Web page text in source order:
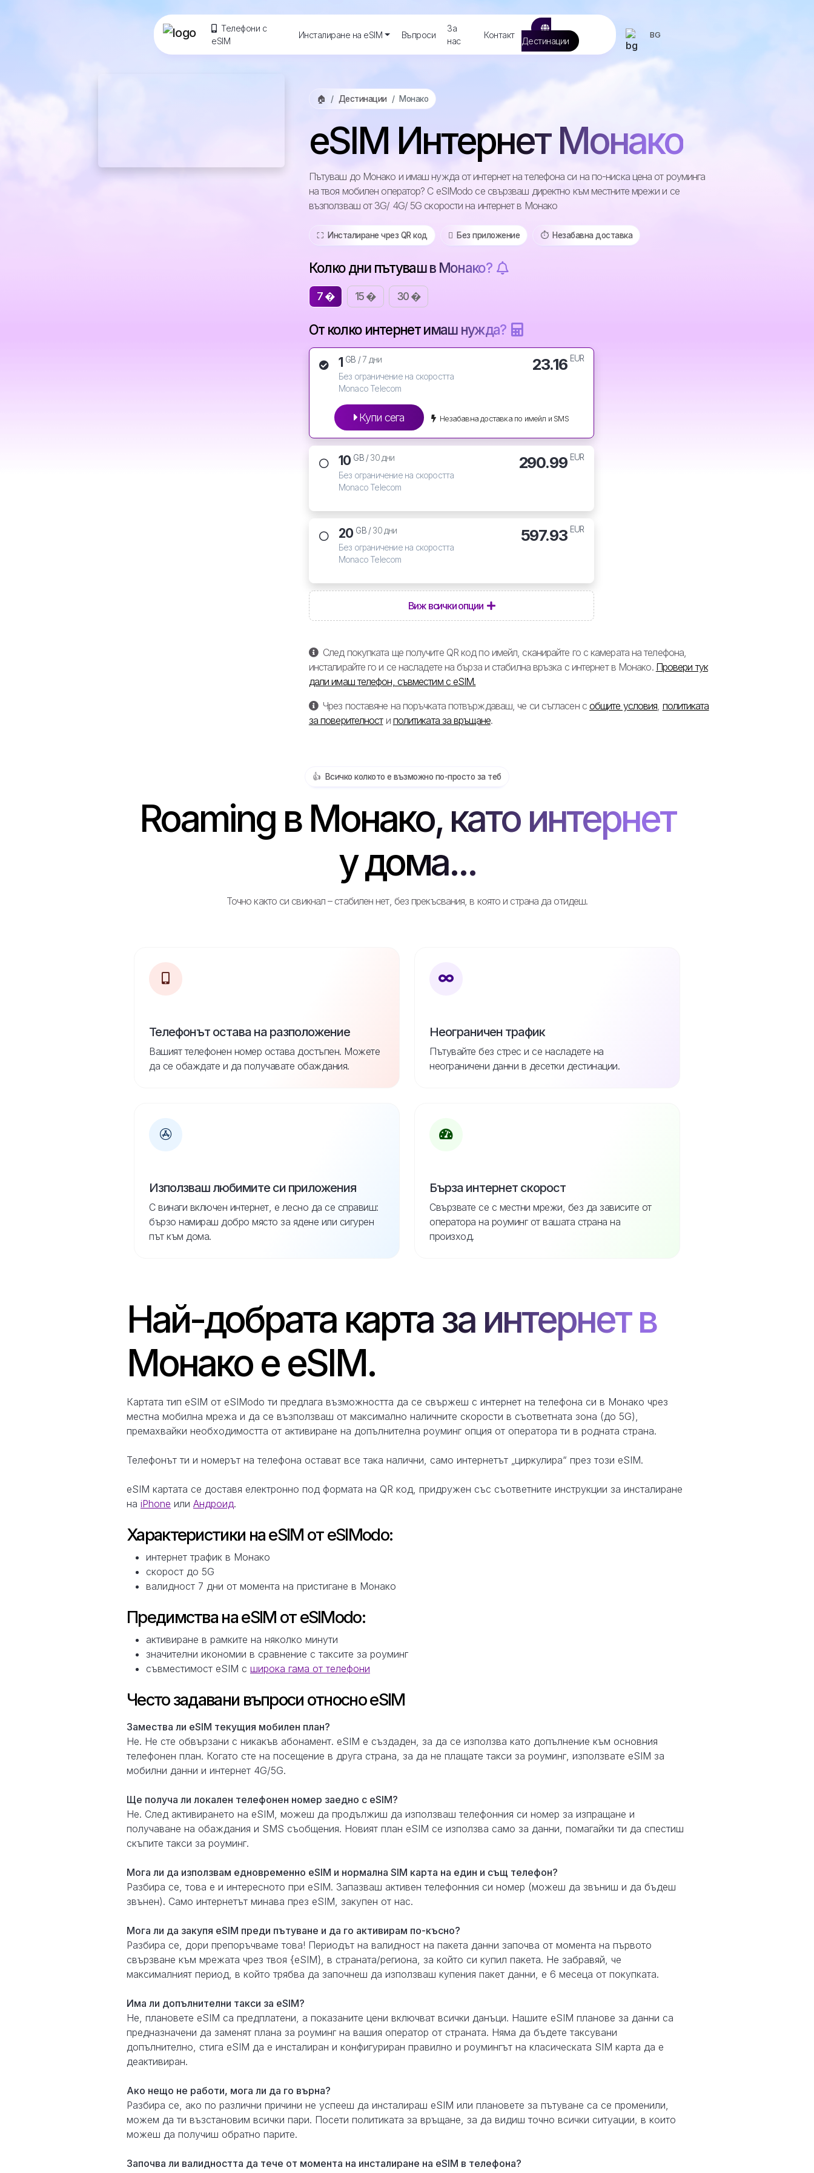
Телефони с
eSIM
Инсталиране на eSIM Въпроси
За
нас
Контакт
Дестинации
BG
🏠 Дестинации Монако
eSIM Интернет Монако
Пътуваш до Монако и имаш нужда от интернет на телефона си на по-ниска цена от роуминга
на твоя мобилен оператор? С eSIModo се свързваш директно към местните мрежи и се
възползваш от 3G/ 4G/ 5G скорости на интернет в Монако
⛶️️ Инсталиране чрез QR код ️ Без приложение ⏱️️ Незабавна доставка
Колко дни пътуваш в Монако?
7 � 15 � 30 �
От колко интернет имаш нужда?
1 GB /7 дни
Без ограничение на скоростта
Monaco Telecom
23.16 EUR
Купи сега Незабавна доставка по имейл и SMS
10 GB /30 дни
Без ограничение на скоростта
Monaco Telecom
290.99 EUR
20 GB /30 дни
Без ограничение на скоростта
Monaco Telecom
597.93 EUR
Виж всички опции
След покупката ще получите QR код по имейл, сканирайте го с камерата на телефона,
инсталирайте го и се насладете на бърза и стабилна връзка с интернет в Монако. Провери тук
дали имаш телефон, съвместим с eSIM.
Чрез поставяне на поръчката потвърждаваш, че си съгласен с общите условия, политиката
за поверителности политиката за връщане.
👍️ Всичко колкото е възможно по-просто за теб
Roaming в Монако, като интернет
у дома...
Точно както си свикнал – стабилен нет, без прекъсвания, в която и страна да отидеш.
Телефонът остава на разположение
Вашият телефонен номер остава достъпен. Можете
да се обаждате и да получавате обаждания.
Неограничен трафик
Пътувайте без стрес и се насладете на
неограничени данни в десетки дестинации.
Използваш любимите си приложения
С винаги включен интернет, е лесно да се справиш:
бързо намираш добро място за ядене или сигурен
път към дома.
Бърза интернет скорост
Свързвате се с местни мрежи, без да зависите от
оператора на роуминг от вашата страна на
произход.
Най-добрата карта за интернет в
Монако е eSIM.
Картата тип eSIM от eSIModo ти предлага възможността да се свържеш с интернет на телефона си в Монако чрез
местна мобилна мрежа и да се възползваш от максимално наличните скорости в съответната зона (до 5G),
премахвайки необходимостта от активиране на допълнителна роуминг опция от оператора ти в родната страна.
Телефонът ти и номерът на телефона остават все така налични, само интернетът „циркулира“ през този eSIM.
eSIM картата се доставя електронно под формата на QR код, придружен със съответните инструкции за инсталиране
на iPhone или Андроид.
Характеристики на eSIM от eSIModo:
интернет трафик в Монако
скорост до 5G
валидност 7 дни от момента на пристигане в Монако
Предимства на eSIM от eSIModo:
активиране в рамките на няколко минути
значителни икономии в сравнение с таксите за роуминг
съвместимост eSIM с широка гама от телефони
Често задавани въпроси относно eSIM
Замествa ли eSIM текущия мобилен план?
Не. Не сте обвързани с никакъв абонамент. eSIM е създаден, за да се използва като допълнение към основния
телефонен план. Когато сте на посещение в друга страна, за да не плащате такси за роуминг, използвате eSIM за
мобилни данни и интернет 4G/5G.
Ще получа ли локален телефонен номер заедно с eSIM?
Не. След активирането на eSIM, можеш да продължиш да използваш телефонния си номер за изпращане и
получаване на обаждания и SMS съобщения. Новият план eSIM се използва само за данни, помагайки ти да спестиш
скъпите такси за роуминг.
Мога ли да използвам едновременно eSIM и нормална SIM карта на един и същ телефон?
Разбира се, това е и интересното при eSIM. Запазваш активен телефонния си номер (можеш да звъниш и да бъдеш
звънен). Само интернетът минава през eSIM, закупен от нас.
Мога ли да закупя eSIM преди пътуване и да го активирам по-късно?
Разбира се, дори препоръчваме това! Периодът на валидност на пакета данни започва от момента на първото
свързване към мрежата чрез твоя {eSIM}, в страната/региона, за който си купил пакета. Не забравяй, че
максималният период, в който трябва да започнеш да използваш купения пакет данни, е 6 месеца от покупката.
Има ли допълнителни такси за eSIM?
Не, плановете eSIM са предплатени, а показаните цени включват всички данъци. Нашите eSIM планове за данни са
предназначени да заменят плана за роуминг на вашия оператор от страната. Няма да бъдете таксувани
допълнително, стига eSIM да е инсталиран и конфигуриран правилно и роумингът на класическата SIM карта да е
деактивиран.
Ако нещо не работи, мога ли да го върна?
Разбира се, ако по различни причини не успееш да инсталираш eSIM или плановете за пътуване са се променили,
можем да ти възстановим всички пари. Посети политиката за връщане, за да видиш точно всички ситуации, в които
можеш да получиш обратно парите.
Започва ли валидността да тече от момента на инсталиране на eSIM в телефона?